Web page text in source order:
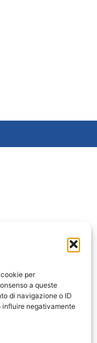
per
a queste
di navigazione o ID
influire negativamente